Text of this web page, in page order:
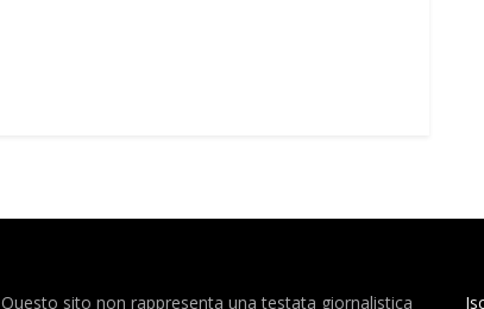
Questo sito non rappresenta una testata giornalistica